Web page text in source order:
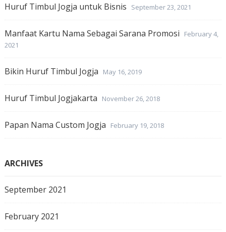
Huruf Timbul Jogja untuk Bisnis September 23, 2021
Manfaat Kartu Nama Sebagai Sarana Promosi
February 4,
2021
Bikin Huruf Timbul Jogja May 16, 2019
Huruf Timbul Jogjakarta November 26, 2018
Papan Nama Custom Jogja February 19, 2018
ARCHIVES
September 2021
February 2021